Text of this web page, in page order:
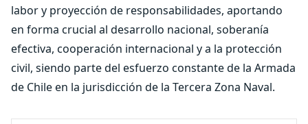
labor y proyección de responsabilidades, aportando
en forma crucial al desarrollo nacional, soberanía
efectiva, cooperación internacional y a la protección
civil, siendo parte del esfuerzo constante de la Armada
de Chile en la jurisdicción de la Tercera Zona Naval.